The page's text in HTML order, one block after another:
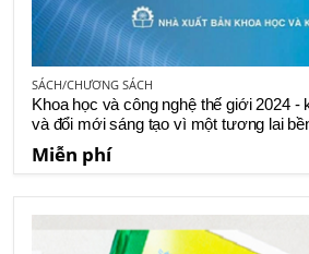
SÁCH/CHƯƠNG SÁCH
Khoa học và công nghệ thế giới 2024 -
và đổi mới sáng tạo vì một tương lai
Miễn phí